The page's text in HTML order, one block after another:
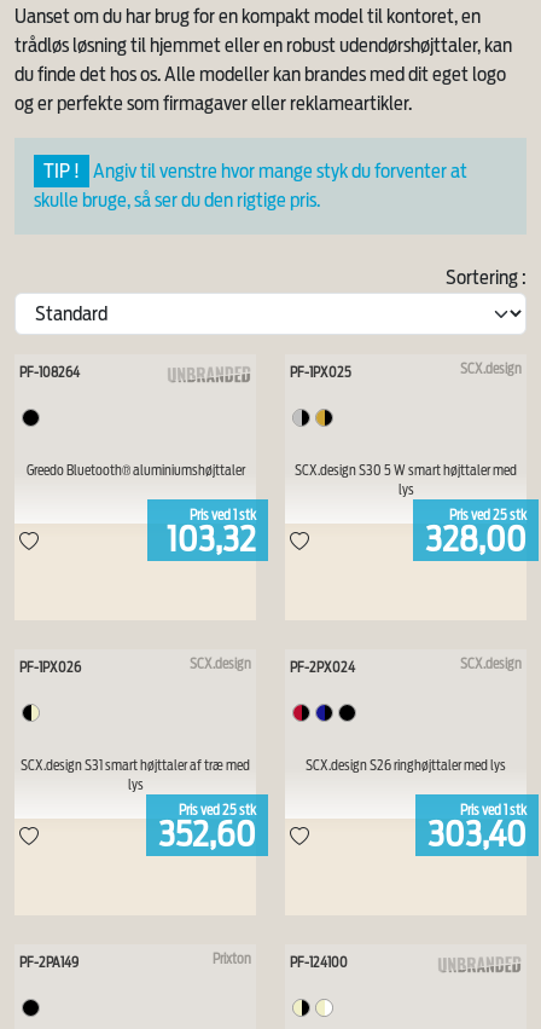
Uanset om du har brug for en kompakt model til kontoret, en
trådløs løsning til hjemmet eller en robust udendørshøjttaler, kan
du finde det hos os. Alle modeller kan brandes med dit eget logo
og er perfekte som firmagaver eller reklameartikler.
TIP !
Angiv til venstre hvor mange styk du forventer at
skulle bruge, så ser du den rigtige pris.
Sortering :
PF-108264
Greedo Bluetooth® aluminiumshøjttaler
Pris ved 1 stk
103,32
SCX.design
PF-1PX025
SCX.design S30 5 W smart højttaler med
lys
Pris ved 25stk
328,00
SCX.design
PF-1PX026
SCX.design S31 smart højttaler af træ med
lys
Pris ved 25stk
352,60
SCX.design
PF-2PX024
SCX.design S26 ringhøjttaler med lys
Pris ved 1 stk
303,40
Prixton
PF-2PA149 PF-124100